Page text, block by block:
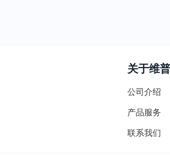
关于维普
公司介绍
产品服务
联系我们